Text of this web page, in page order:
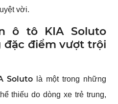
vời.
ô tô KIA Soluto
đặc điểm vượt trội
Soluto là một trong những
thiếu do dòng xe trẻ trung,